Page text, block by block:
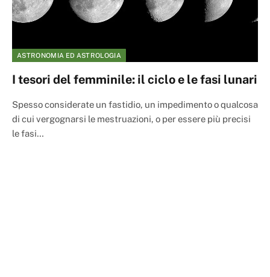
ASTRONOMIA ED ASTROLOGIA
I tesori del femminile: il ciclo e le fasi lunari
Spesso considerate un fastidio, un impedimento o qualcosa
di cui vergognarsi le mestruazioni, o per essere più precisi
le fasi…